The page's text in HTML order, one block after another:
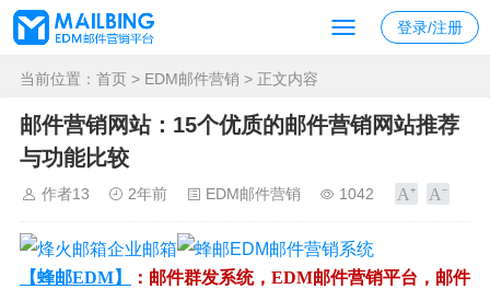
登录/注册
当前位置： 首页 > EDM邮件营销 > 正文内容
邮件营销网站：15个优质的邮件营销网站推荐
与功能比较
作者13 2年前 EDM邮件营销 1042
【蜂邮EDM】
：邮件群发系统，EDM邮件营销平台，邮件